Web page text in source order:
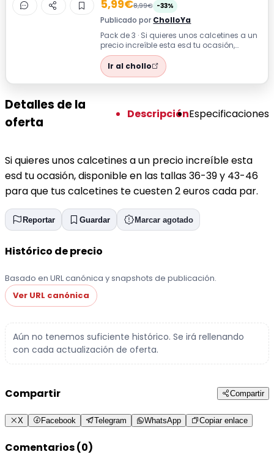
5,99€8,99€ -33%
Publicado por CholloYa
Pack de 3 · Si quieres unos calcetines a un
precio increíble esta esd tu ocasión,
disponible en las tallas 36-39 y 43...
Ir al chollo
Detalles de la
oferta
DescripciónEspecificaciones
Si quieres unos calcetines a un precio increíble esta
esd tu ocasión, disponible en las tallas 36-39 y 43-46
para que tus calcetines te cuesten 2 euros cada par.
Reportar Guardar Marcar agotado
Histórico de precio
Basado en URL canónica y snapshots de publicación.
Ver URL canónica
Aún no tenemos suficiente histórico. Se irá rellenando
con cada actualización de oferta.
Compartir Compartir
X Facebook Telegram WhatsApp Copiar enlace
Comentarios (0)